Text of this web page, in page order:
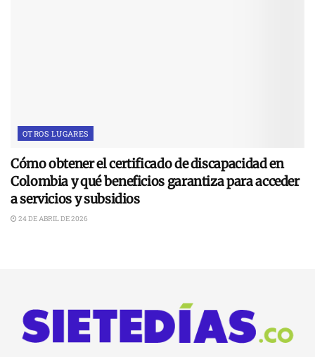
OTROS LUGARES
Cómo obtener el certificado de discapacidad en
Colombia y qué beneficios garantiza para acceder
a servicios y subsidios
24 DE ABRIL DE 2026